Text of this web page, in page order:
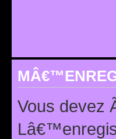
Vous devez